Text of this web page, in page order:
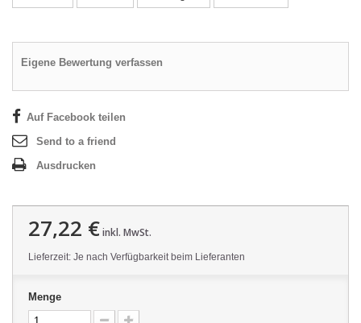
Eigene Bewertung verfassen
Auf Facebook teilen
Send to a friend
Ausdrucken
27,22 €inkl. MwSt.
Lieferzeit: Je nach Verfügbarkeit beim Lieferanten
Menge